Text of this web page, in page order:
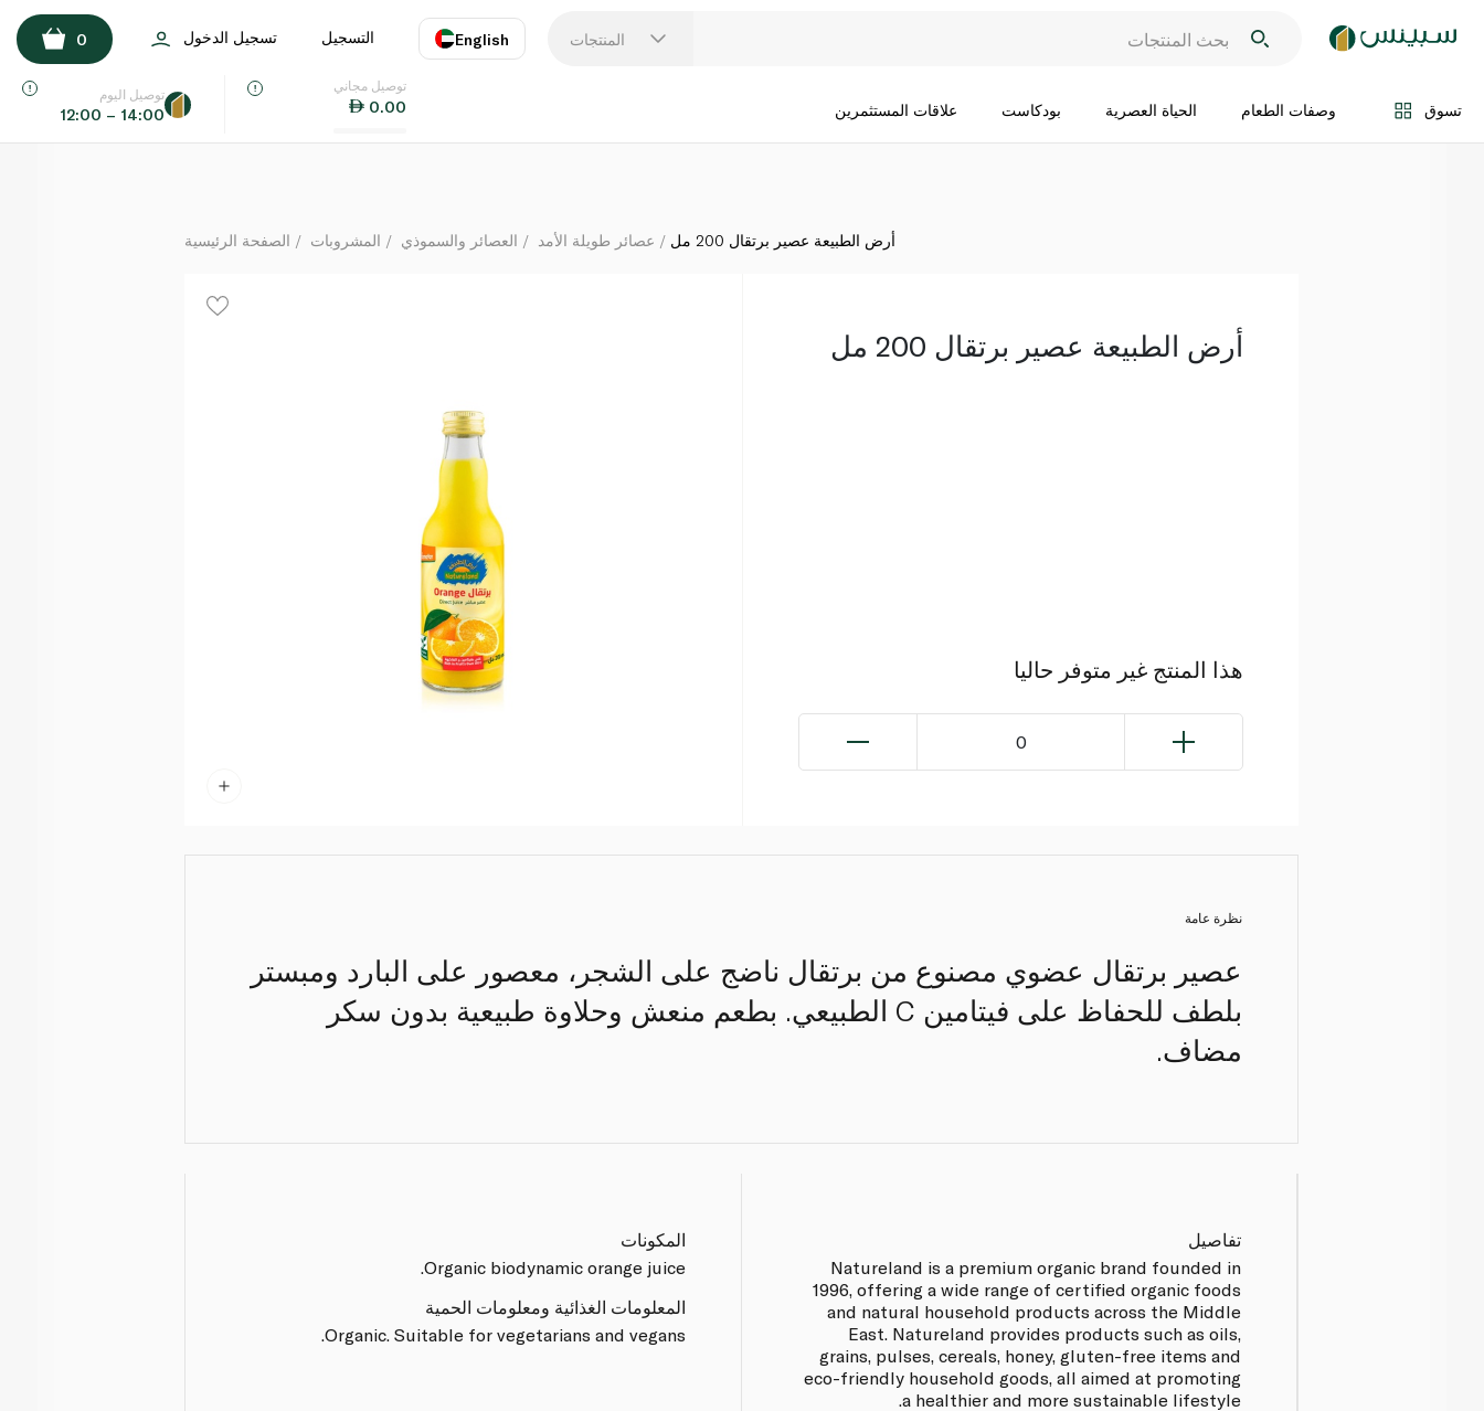
المنتجات English
اللغة
التسجيل تسجيل الدخول 0
تسوق وصفات الطعام الحياة العصرية بودكاست علاقات المستثمرين
توصيل مجاني
0.00
توصيل اليوم
12:00 – 14:00
اضف الى السلة
الصفحة الرئيسية المشروبات العصائر والسموذي عصائر طويلة الأمد أرض الطبيعة عصير برتقال 200 مل
أرض الطبيعة عصير برتقال 200 مل
هذا المنتج غير متوفر حاليا
0
نظرة عامة
عصير برتقال عضوي مصنوع من برتقال ناضج على الشجر، معصور على البارد ومبستر
بلطف للحفاظ على فيتامين C الطبيعي. بطعم منعش وحلاوة طبيعية بدون سكر
مضاف.
تفاصيل
Natureland is a premium organic brand founded in
1996, offering a wide range of certified organic foods
and natural household products across the Middle
East. Natureland provides products such as oils,
grains, pulses, cereals, honey, gluten-free items and
eco-friendly household goods, all aimed at promoting
a healthier and more sustainable lifestyle.
المكونات
Organic biodynamic orange juice.
المعلومات الغذائية ومعلومات الحمية
Organic. Suitable for vegetarians and vegans.